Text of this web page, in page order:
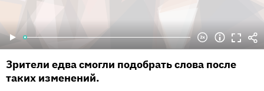
Зрители едва смогли подобрать слова после
таких изменений.